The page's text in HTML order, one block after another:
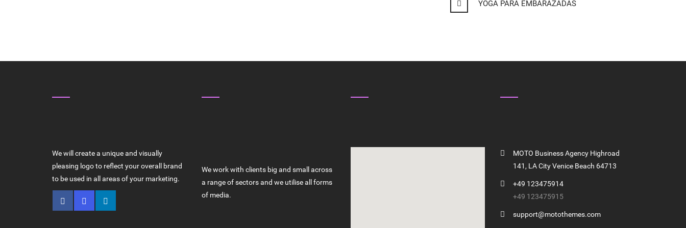
YOGA PARA EMBARAZADAS
We will create a unique and visually
pleasing logo to reflect your overall brand
to be used in all areas of your marketing.
We work with clients big and small across
a range of sectors and we utilise all forms
of media.
MOTO Business Agency Highroad
141, LA City Venice Beach 64713
+49 123475914
+49 123475915
support@motothemes.com